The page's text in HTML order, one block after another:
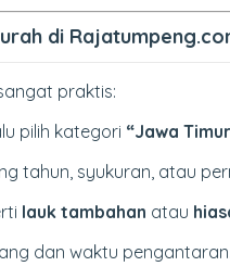
di
praktis:
pilih kategori “Jawa
tahun, syukuran, atau
lauk tambahan atau
dan waktu pengantaran.